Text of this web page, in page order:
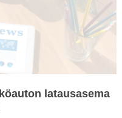
latausasema